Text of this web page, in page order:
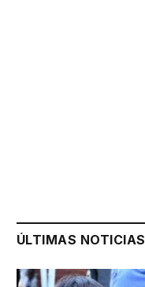
ÚLTIMAS NOTICIAS